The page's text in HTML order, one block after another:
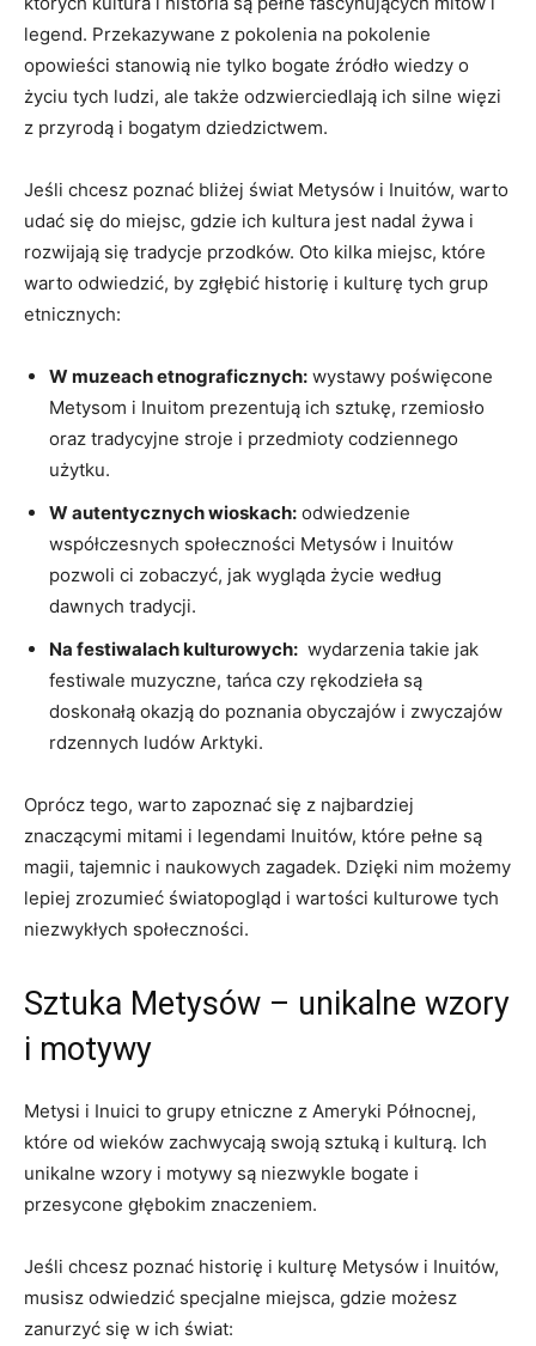
legend. Przekazywane z ⁣pokolenia na pokolenie
opowieści stanowią nie tylko bogate‌ źródło ⁣wiedzy ⁣o
życiu tych ludzi, ale także‍ odzwierciedlają ich silne więzi
z przyrodą i bogatym ⁤dziedzictwem.
Jeśli chcesz poznać bliżej świat Metysów i Inuitów, warto
udać się do miejsc, gdzie ich kultura jest nadal żywa i
rozwijają się tradycje​ przodków. Oto ‍kilka miejsc, które
warto odwiedzić, by‌ zgłębić historię‌ i kulturę tych grup
etnicznych:
W muzeach etnograficznych: wystawy poświęcone
Metysom i Inuitom​ prezentują ich ⁣sztukę,‌ rzemiosło
oraz ⁢tradycyjne⁢ stroje i przedmioty codziennego
użytku.
W autentycznych wioskach: odwiedzenie
współczesnych ‍społeczności Metysów i Inuitów‍
pozwoli ⁤ci zobaczyć, jak wygląda życie według⁢
dawnych tradycji.
Na festiwalach ‌kulturowych: ​ wydarzenia takie jak
festiwale‌ muzyczne, tańca czy ⁤rękodzieła są
⁤doskonałą ⁢okazją do poznania⁢ obyczajów i zwyczajów
rdzennych ludów Arktyki.
Oprócz ⁣tego, warto zapoznać⁣ się ⁢z najbardziej
znaczącymi mitami‍ i legendami Inuitów, które pełne są
magii, ⁤tajemnic i naukowych ​zagadek. Dzięki nim możemy‌
lepiej zrozumieć światopogląd i wartości kulturowe⁢ tych⁢
niezwykłych społeczności.
Sztuka ‍Metysów – unikalne wzory
i motywy
Metysi i‍ Inuici to grupy etniczne z Ameryki ⁤Północnej,⁣
które od wieków zachwycają‌ swoją ‌sztuką i kulturą.‍ Ich​
unikalne wzory ‍i motywy są niezwykle ⁤bogate i
przesycone głębokim ⁢znaczeniem.
Jeśli chcesz ⁣poznać historię i kulturę‌ Metysów i Inuitów,
musisz odwiedzić specjalne miejsca, gdzie możesz
zanurzyć się w ich świat: